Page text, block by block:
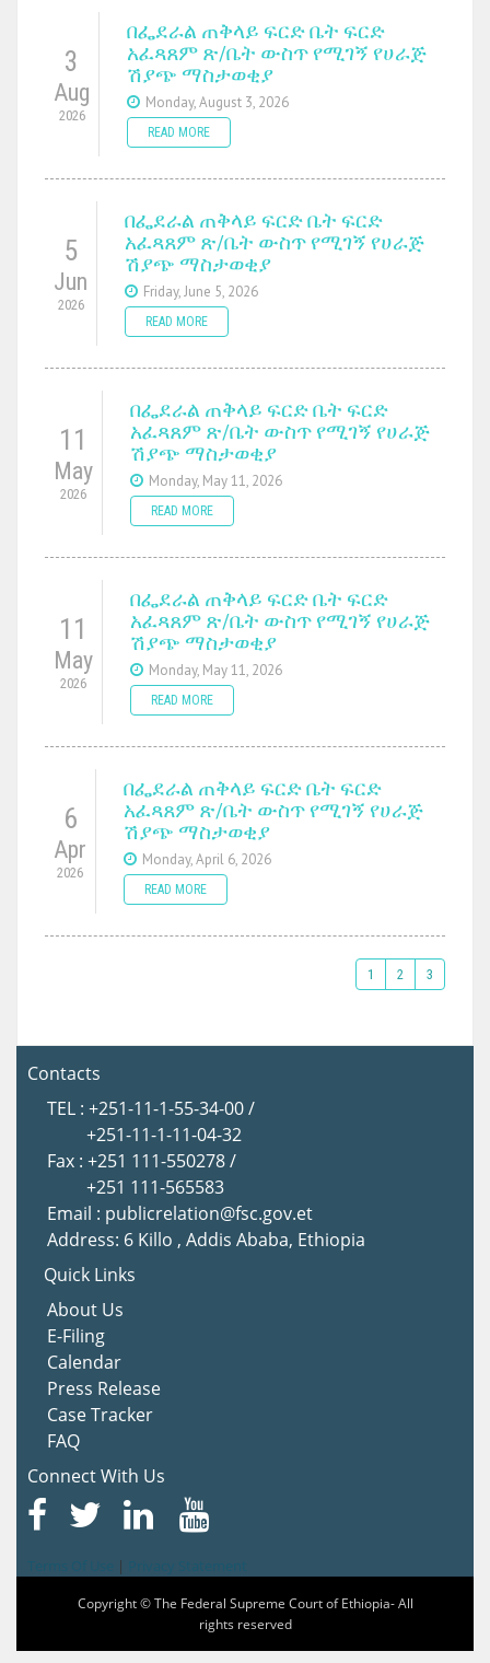
3
Aug
2026
በፌደራል ጠቅላይ ፍርድ ቤት ፍርድ
አፈጻጸም ጽ/ቤት ውስጥ የሚገኝ የሀራጅ
ሽያጭ ማስታወቂያ
Monday, August 3, 2026
READ MORE
5
Jun
2026
በፌደራል ጠቅላይ ፍርድ ቤት ፍርድ
አፈጻጸም ጽ/ቤት ውስጥ የሚገኝ የሀራጅ
ሽያጭ ማስታወቂያ
Friday, June 5, 2026
READ MORE
11
May
2026
በፌደራል ጠቅላይ ፍርድ ቤት ፍርድ
አፈጻጸም ጽ/ቤት ውስጥ የሚገኝ የሀራጅ
ሽያጭ ማስታወቂያ
Monday, May 11, 2026
READ MORE
11
May
2026
በፌደራል ጠቅላይ ፍርድ ቤት ፍርድ
አፈጻጸም ጽ/ቤት ውስጥ የሚገኝ የሀራጅ
ሽያጭ ማስታወቂያ
Monday, May 11, 2026
READ MORE
6
Apr
2026
በፌደራል ጠቅላይ ፍርድ ቤት ፍርድ
አፈጻጸም ጽ/ቤት ውስጥ የሚገኝ የሀራጅ
ሽያጭ ማስታወቂያ
Monday, April 6, 2026
READ MORE
1 2 3
Contacts
TEL : +251-11-1-55-34-00 /
+251-11-1-11-04-32
Fax : +251 111-550278 /
+251 111-565583
Email : publicrelation@fsc.gov.et
Address: 6 Killo , Addis Ababa, Ethiopia
Quick Links
About Us
E-Filing
Calendar
Press Release
Case Tracker
FAQ
Connect With Us
|
Copyright © The Federal Supreme Court of Ethiopia- All
rights reserved